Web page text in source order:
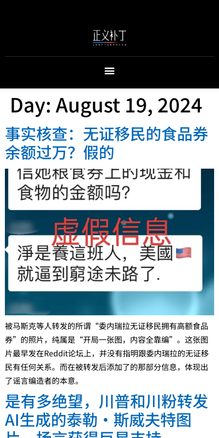
Day: August 19, 2024
事实核查：无证移民的食品券
余额过万？假的
被马斯克等人转发的所谓“委内瑞拉无证移民拥有高额食品
券”的照片，纯属是“开局一张图，内容全靠编”。这张图
片最早发在Reddit论坛上，并没有指明跟委内瑞拉的无证移
民有任何关系。而在被转发后添加了的那部分信息，体现出
了谣言编造者的本意。
是有多绝望，川普和川粉转发
AI生成的泰勒·斯威夫特图